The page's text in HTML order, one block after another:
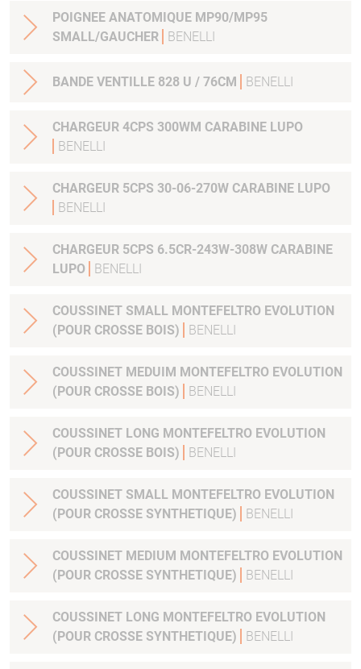
POIGNEE ANATOMIQUE MP90/MP95
SMALL/GAUCHER
BENELLI
BANDE VENTILLE 828 U / 76CM BENELLI
CHARGEUR 4CPS 300WM CARABINE LUPO
BENELLI
CHARGEUR 5CPS 30-06-270W CARABINE LUPO
BENELLI
CHARGEUR 5CPS 6.5CR-243W-308W CARABINE
LUPO
BENELLI
COUSSINET SMALL MONTEFELTRO EVOLUTION
(POUR CROSSE BOIS)
BENELLI
COUSSINET MEDUIM MONTEFELTRO EVOLUTION
(POUR CROSSE BOIS)
BENELLI
COUSSINET LONG MONTEFELTRO EVOLUTION
(POUR CROSSE BOIS)
BENELLI
COUSSINET SMALL MONTEFELTRO EVOLUTION
(POUR CROSSE SYNTHETIQUE)
BENELLI
COUSSINET MEDIUM MONTEFELTRO EVOLUTION
(POUR CROSSE SYNTHETIQUE)
BENELLI
COUSSINET LONG MONTEFELTRO EVOLUTION
(POUR CROSSE SYNTHETIQUE)
BENELLI